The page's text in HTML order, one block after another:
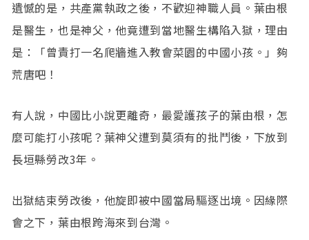
遺憾的是，共產黨執政之後，不歡迎神職人員。葉由根
是醫生，也是神父，他竟遭到當地醫生構陷入獄，理由
是：「曾責打一名爬牆進入教會菜園的中國小孩。」夠
荒唐吧！
有人說，中國比小說更離奇，最愛護孩子的葉由根，怎
麼可能打小孩呢？葉神父遭到莫須有的批鬥後，下放到
長垣縣勞改3年。
出獄結束勞改後，他旋即被中國當局驅逐出境。因緣際
會之下，葉由根跨海來到台灣。